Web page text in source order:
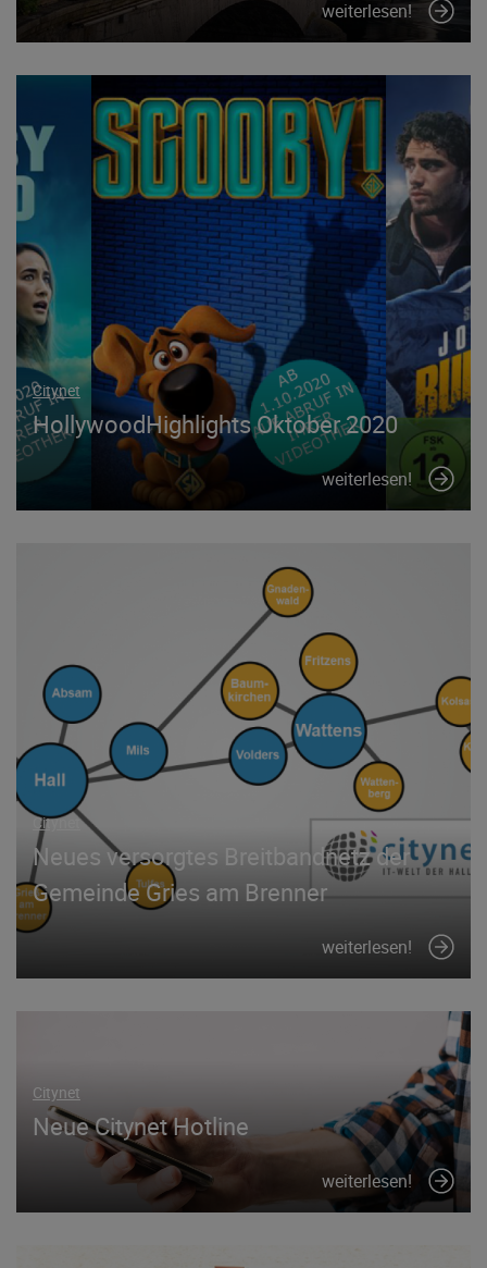
weiterlesen!
Citynet
HollywoodHighlights Oktober 2020
weiterlesen!
Citynet
Neues versorgtes Breitbandnetz der
Gemeinde Gries am Brenner
weiterlesen!
Citynet
Neue Citynet Hotline
weiterlesen!